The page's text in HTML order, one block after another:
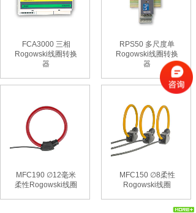
FCA3000 三相
Rogowski线圈转换
器
RPS50 多尺度单
Rogowski线圈转换
器
MFC190 ∅12毫米
柔性Rogowski线圈
MFC150 ∅8柔性
Rogowski线圈